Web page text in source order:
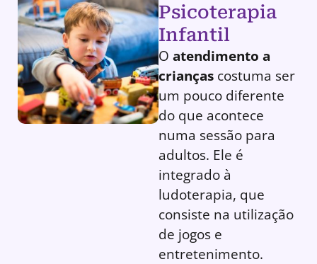
Psicoterapia
Infantil
O atendimento a
crianças costuma ser
um pouco diferente
do que acontece
numa sessão para
adultos. Ele é
integrado à
ludoterapia, que
consiste na utilização
de jogos e
entretenimento.